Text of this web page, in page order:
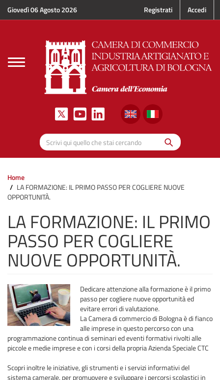
Salta al contenuto principale
Giovedì 06 Agosto 2026 Registrati Accedi
Toggle
navigation
Scrivi qui quello che stai cercando
Cerca
Home
LA FORMAZIONE: IL PRIMO PASSO PER COGLIERE NUOVE
OPPORTUNITÀ.
LA FORMAZIONE: IL PRIMO
PASSO PER COGLIERE
NUOVE OPPORTUNITÀ.
Dedicare attenzione alla formazione è il primo
passo per cogliere nuove opportunità ed
evitare errori di valutazione.
La Camera di commercio di Bologna è di fianco
alle imprese in questo percorso con una
programmazione continua di seminari ed eventi formativi rivolti alle
piccole e medie imprese e con i corsi della propria Azienda Speciale CTC
Scopri inoltre le iniziative, gli strumenti e i servizi informativi del
sistema camerale, per promuovere e sviluppare i percorsi scolastici in